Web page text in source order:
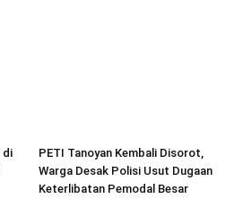
di
PETI Tanoyan Kembali Disorot,
Warga Desak Polisi Usut Dugaan
Keterlibatan Pemodal Besar